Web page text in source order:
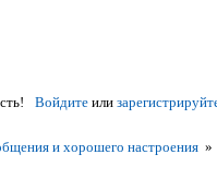
Войдитеили
и хорошего настроения »